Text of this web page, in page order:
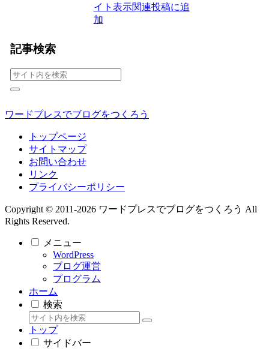
イト表示関連投稿に追
加
記事検索
ワードプレスでブログをつくろう
トップページ
サイトマップ
お問い合わせ
リンク
プライバシーポリシー
Copyright © 2011-2026 ワードプレスでブログをつくろう All
Rights Reserved.
メニュー
WordPress
ブログ運営
プログラム
ホーム
検索
トップ
サイドバー